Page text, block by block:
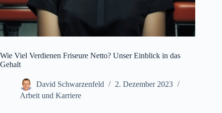
Wie Viel Verdienen Friseure Netto? Unser Einblick in das
Gehalt
David Schwarzenfeld
2. Dezember 2023
Arbeit und Karriere